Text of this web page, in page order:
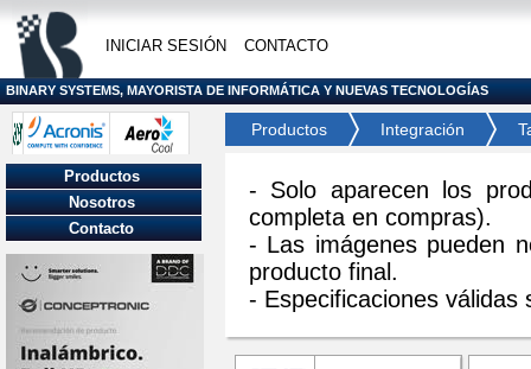
INICIAR SESIÓN CONTACTO
BINARY SYSTEMS, MAYORISTA DE INFORMÁTICA Y NUEVAS TECNOLOGÍAS
Productos Integración
- Solo aparecen los
completa en compras).
- Las imágenes pueden
producto final.
- Especificaciones válidas
Productos
Nosotros
Contacto